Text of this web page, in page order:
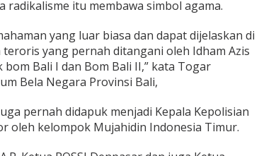
itu membawa simbol agama.
yang luar biasa dan dapat dijelaskan di
yang pernah ditangani oleh Idham Azis
Bali I dan Bom Bali II,” kata Togar
Bela Negara Provinsi Bali,
pernah didapuk menjadi Kepala Kepolisian
oleh kelompok Mujahidin Indonesia Timur.